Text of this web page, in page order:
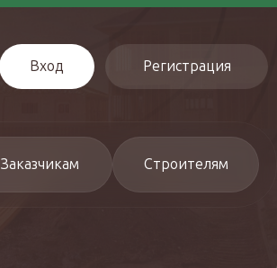
Вход Регистрация
Заказчикам Строителям